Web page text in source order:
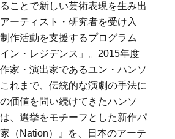
について
どんなところ？
み
バシーポリシー
ことで新しい芸術表現を生み出
ーティスト・研究者を受け入
作活動を支援するプログラム
イン・レジデンス」。2015年度
家・演出家であるユン・ハンソ
れまで、伝統的な演劇の手法に
価値を問い続けてきたハンソ
、選挙をモチーフとした新作パ
（Nation）』を、日本のアーテ